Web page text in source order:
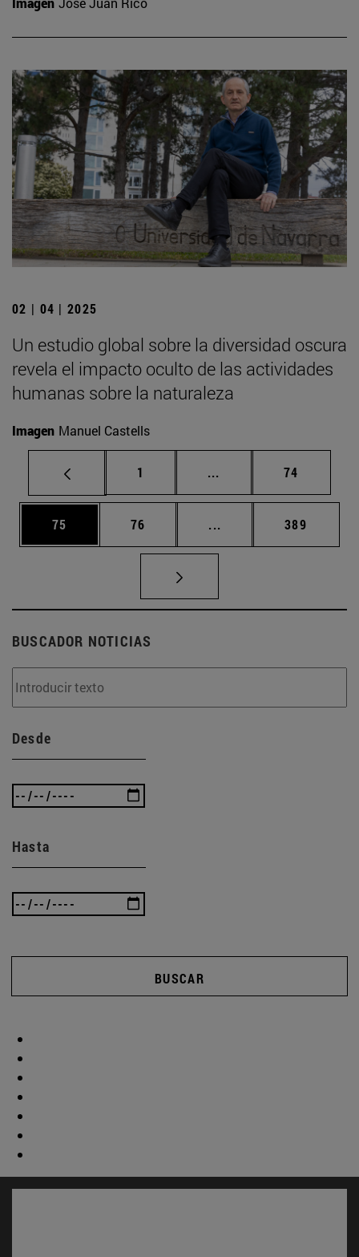
02 | 04 | 2025
Un estudio global sobre la diversidad oscura
revela el impacto oculto de las actividades
humanas sobre la naturaleza
Imagen Manuel Castells
Página
1 ... Páginas intermedias
Página
74
Página
75 Página
76 ... Páginas intermedias
Página
389
BUSCADOR NOTICIAS
Desde
Hasta
BUSCAR